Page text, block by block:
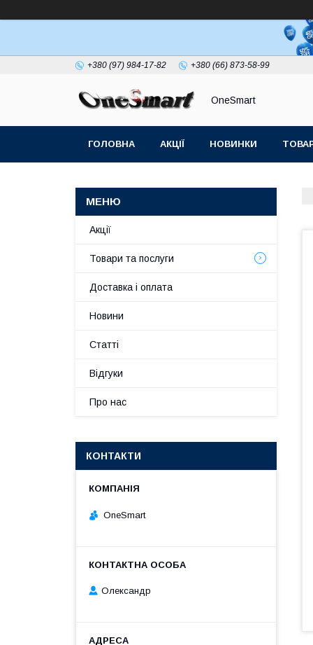
+380 (97) 984-17-82 +380 (66) 873-58-99
OneSmart
ГОЛОВНА АКЦІЇ НОВИНКИ
Акції
Товари та послуги
Доставка і оплата
Новини
Статті
Відгуки
Про нас
КОНТАКТИ
OneSmart
Олександр